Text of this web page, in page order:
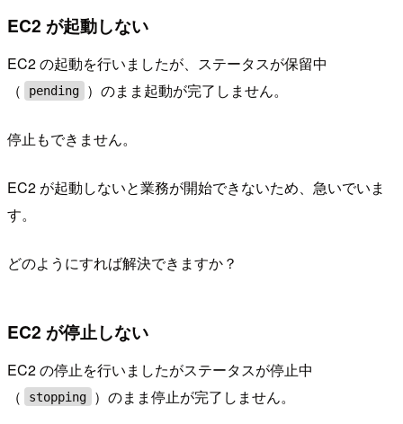
EC2 が起動しない
EC2 の起動を行いましたが、ステータスが保留中
（
pending ）のまま起動が完了しません。
停止もできません。
EC2 が起動しないと業務が開始できないため、急いでいま
す。
どのようにすれば解決できますか？
EC2 が停止しない
EC2 の停止を行いましたがステータスが停止中
（
stopping ）のまま停止が完了しません。